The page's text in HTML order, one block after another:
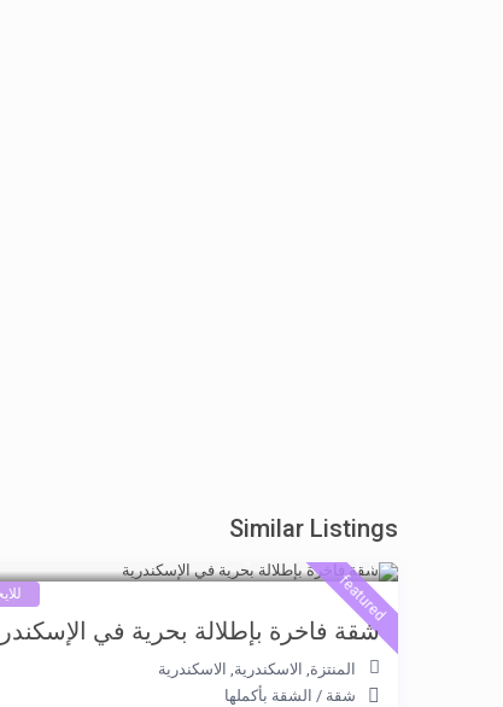
Similar Listings
featured
شقة فاخرة بإطلالة بحرية في
المنتزة, الاسكندرية, الاسكندرية
شقة / الشقة بأكملها